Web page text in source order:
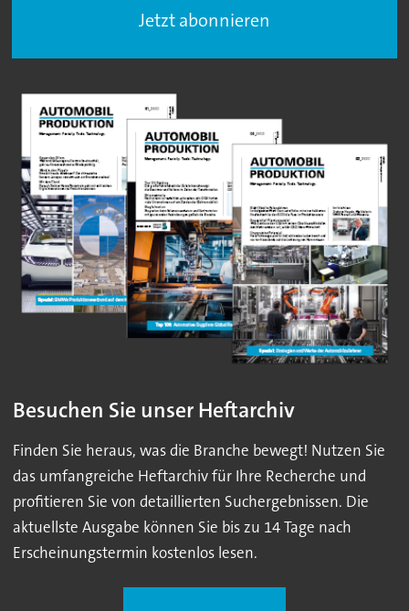
Jetzt abonnieren
Besuchen Sie unser Heftarchiv
Finden Sie heraus, was die Branche bewegt! Nutzen Sie
das umfangreiche Heftarchiv für Ihre Recherche und
profitieren Sie von detaillierten Suchergebnissen. Die
aktuellste Ausgabe können Sie bis zu 14 Tage nach
Erscheinungstermin kostenlos lesen.